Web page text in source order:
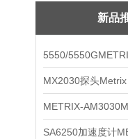
新品
5550/